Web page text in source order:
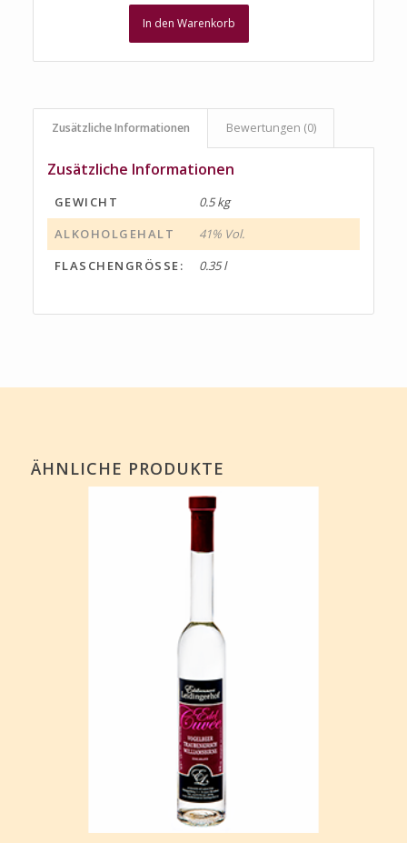
In den Warenkorb
Zusätzliche Informationen Bewertungen (0)
Zusätzliche Informationen
GEWICHT
0.5 kg
ALKOHOLGEHALT
41% Vol.
FLASCHENGRÖSSE:
0.35 l
ÄHNLICHE PRODUKTE